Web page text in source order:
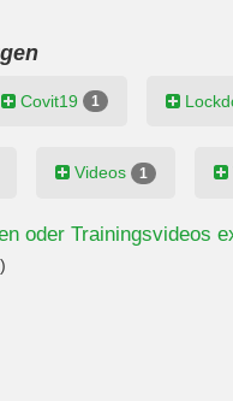
Covit19 1
Videos 1
oder Trainingsvideos